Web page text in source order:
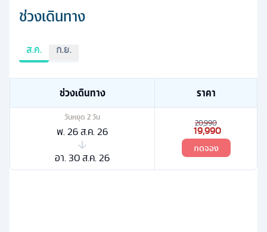
ช่วงเดินทาง
ส.ค. ก.ย.
ช่วงเดินทาง ราคา
วันหยุด 2วัน
พ. 26 ส.ค. 26
อา. 30 ส.ค. 26
20,990
19,990
กดจอง